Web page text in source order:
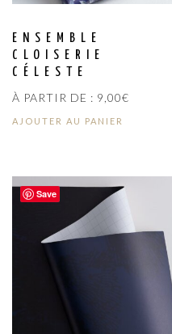
ENSEMBLE
CLOISERIE
CÉLESTE
À PARTIR DE : 9,00€
AJOUTER AU PANIER
Save